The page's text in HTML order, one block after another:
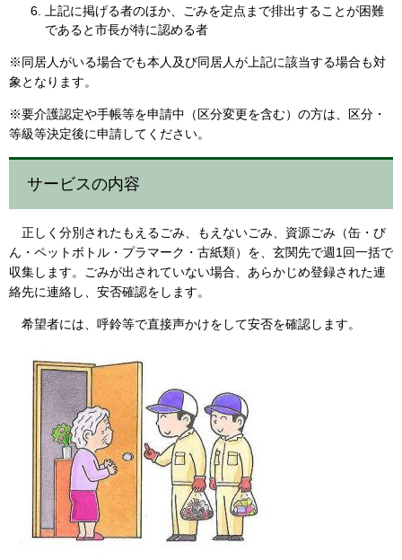
上記に掲げる者のほか、ごみを定点まで排出することが困難
であると市長が特に認める者
※同居人がいる場合でも本人及び同居人が上記に該当する場合も対
象となります。
※要介護認定や手帳等を申請中（区分変更を含む）の方は、区分・
等級等決定後に申請してください。
サービスの内容
正しく分別されたもえるごみ、もえないごみ、資源ごみ（缶・び
ん・ペットボトル・プラマーク・古紙類）を、玄関先で週1回一括で
収集します。ごみが出されていない場合、あらかじめ登録された連
絡先に連絡し、安否確認をします。
希望者には、呼鈴等で直接声かけをして安否を確認します。